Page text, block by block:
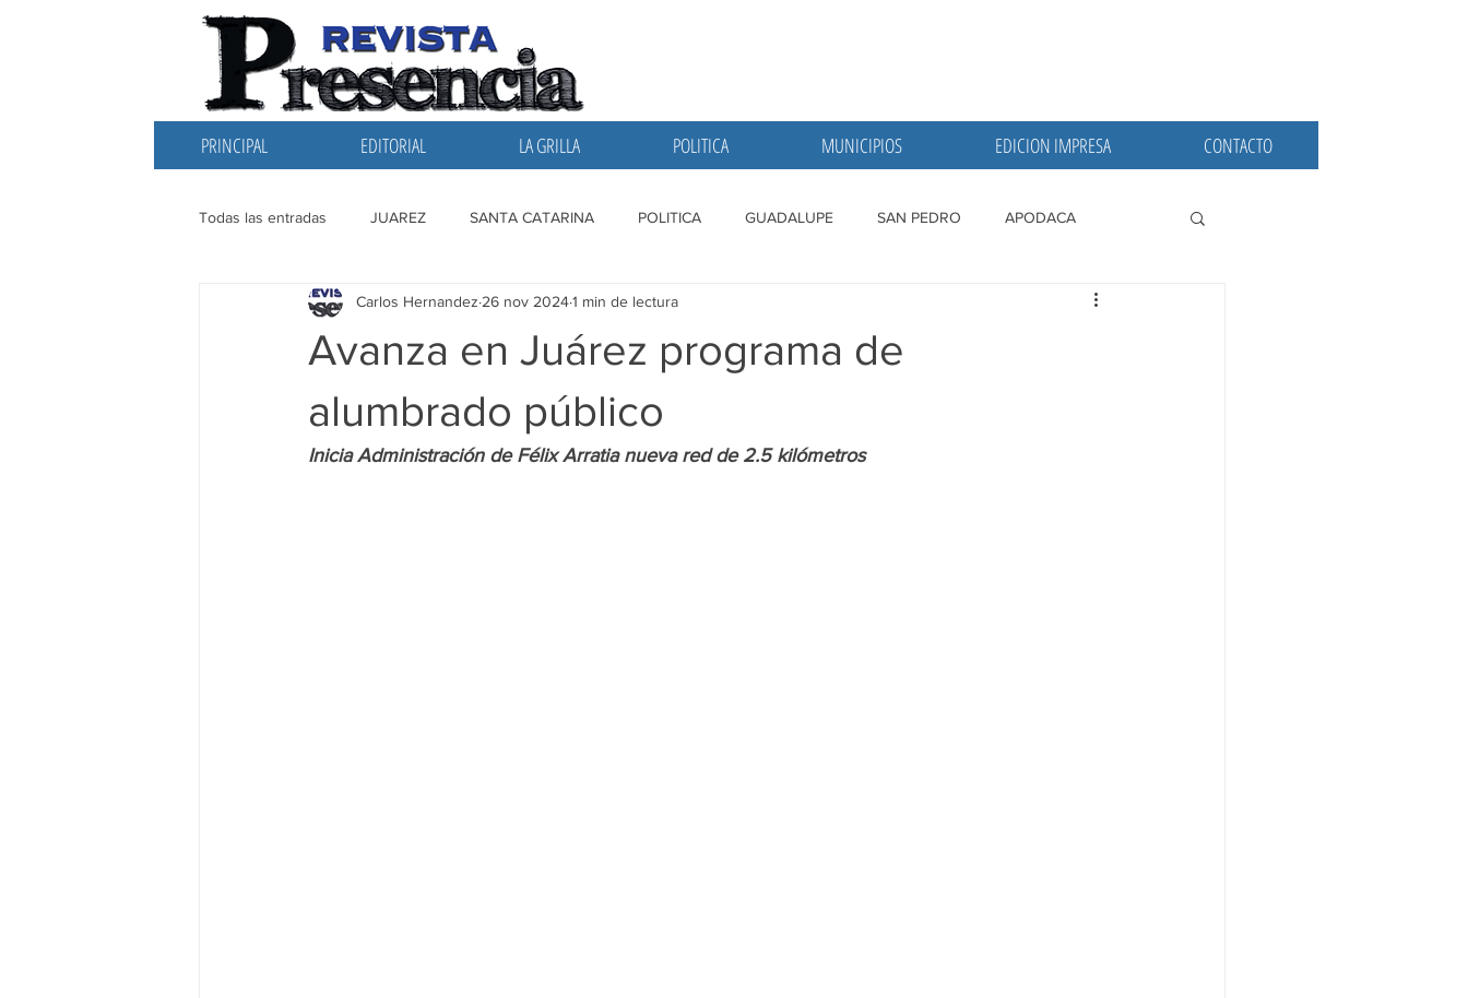
PRINCIPAL EDITORIAL LA GRILLA POLITICA MUNICIPIOS EDICION IMPRESA CONTACTO
Todas las entradas JUAREZ SANTA CATARINA POLITICA GUADALUPE SAN PEDRO APODACA
EDITORIAL SANTIAGO LA GRILLA SAN NICOLAS
Avanza en Juárez programa de
alumbrado público
Carlos Hernandez 26 nov 20241 min de lectura
Inicia Administración de Félix Arratia nueva red de 2.5 kilómetros